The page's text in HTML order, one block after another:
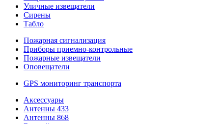
Уличные извещатели
Сирены
Табло
Пожарная сигнализация
Приборы приемно-контрольные
Пожарные извещатели
Оповещатели
GPS мониторинг транспорта
Аксессуары
Антенны 433
Антенны 868